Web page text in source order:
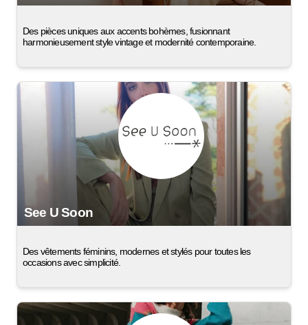
Des pièces uniques aux accents bohèmes, fusionnant
harmonieusement style vintage et modernité contemporaine.
See U Soon
Des vêtements féminins, modernes et stylés pour toutes les
occasions avec simplicité.